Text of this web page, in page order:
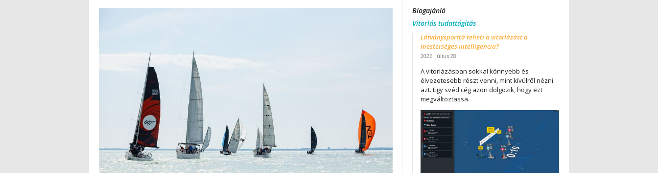
Blogajánló
Vitorlás tudattágítás
Látványsporttá teheti a vitorlázást a
mesterséges intelligencia?
2026. július 28.
A vitorlázásban sokkal könnyebb és
élvezetesebb részt venni, mint kívülről nézni
azt. Egy svéd cég azon dolgozik, hogy ezt
megváltoztassa.